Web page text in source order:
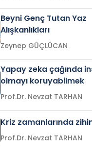
Beyni Genç Tutan Yaz
Alışkanlıkları
Zeynep GÜÇLÜCAN
Yapay zeka çağında
olmayı koruyabilmek
Prof.Dr. Nevzat TARHAN
Kriz zamanlarında
Prof.Dr. Nevzat TARHAN